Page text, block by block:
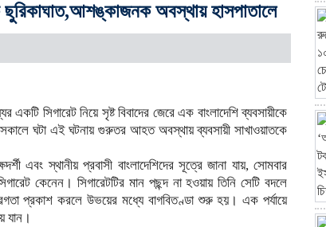
ছুরিকাঘাত,আশঙ্কাজনক অবস্থায় হাসপাতালে
সিগারেট নিয়ে সৃষ্ট বিবাদের জেরে এক বাংলাদেশি ব্যবসায়ীকে
ঘটা এই ঘটনায় গুরুতর আহত অবস্থায় ব্যবসায়ী সাখাওয়াতকে
এবং স্থানীয় প্রবাসী বাংলাদেশিদের সূত্রে জানা যায়, সোমবার
কেনেন। সিগারেটটির মান পছন্দ না হওয়ায় তিনি সেটি বদলে
প্রকাশ করলে উভয়ের মধ্যে বাগবিতণ্ডা শুরু হয়। এক পর্যায়ে
যান।